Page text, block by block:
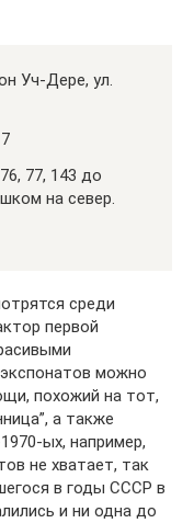
Уч-Дере, ул.
77, 143 до
на север.
среди
первой
можно
похожий на тот,
а также
ых, например,
не хватает, так
в годы СССР в
и ни одна до